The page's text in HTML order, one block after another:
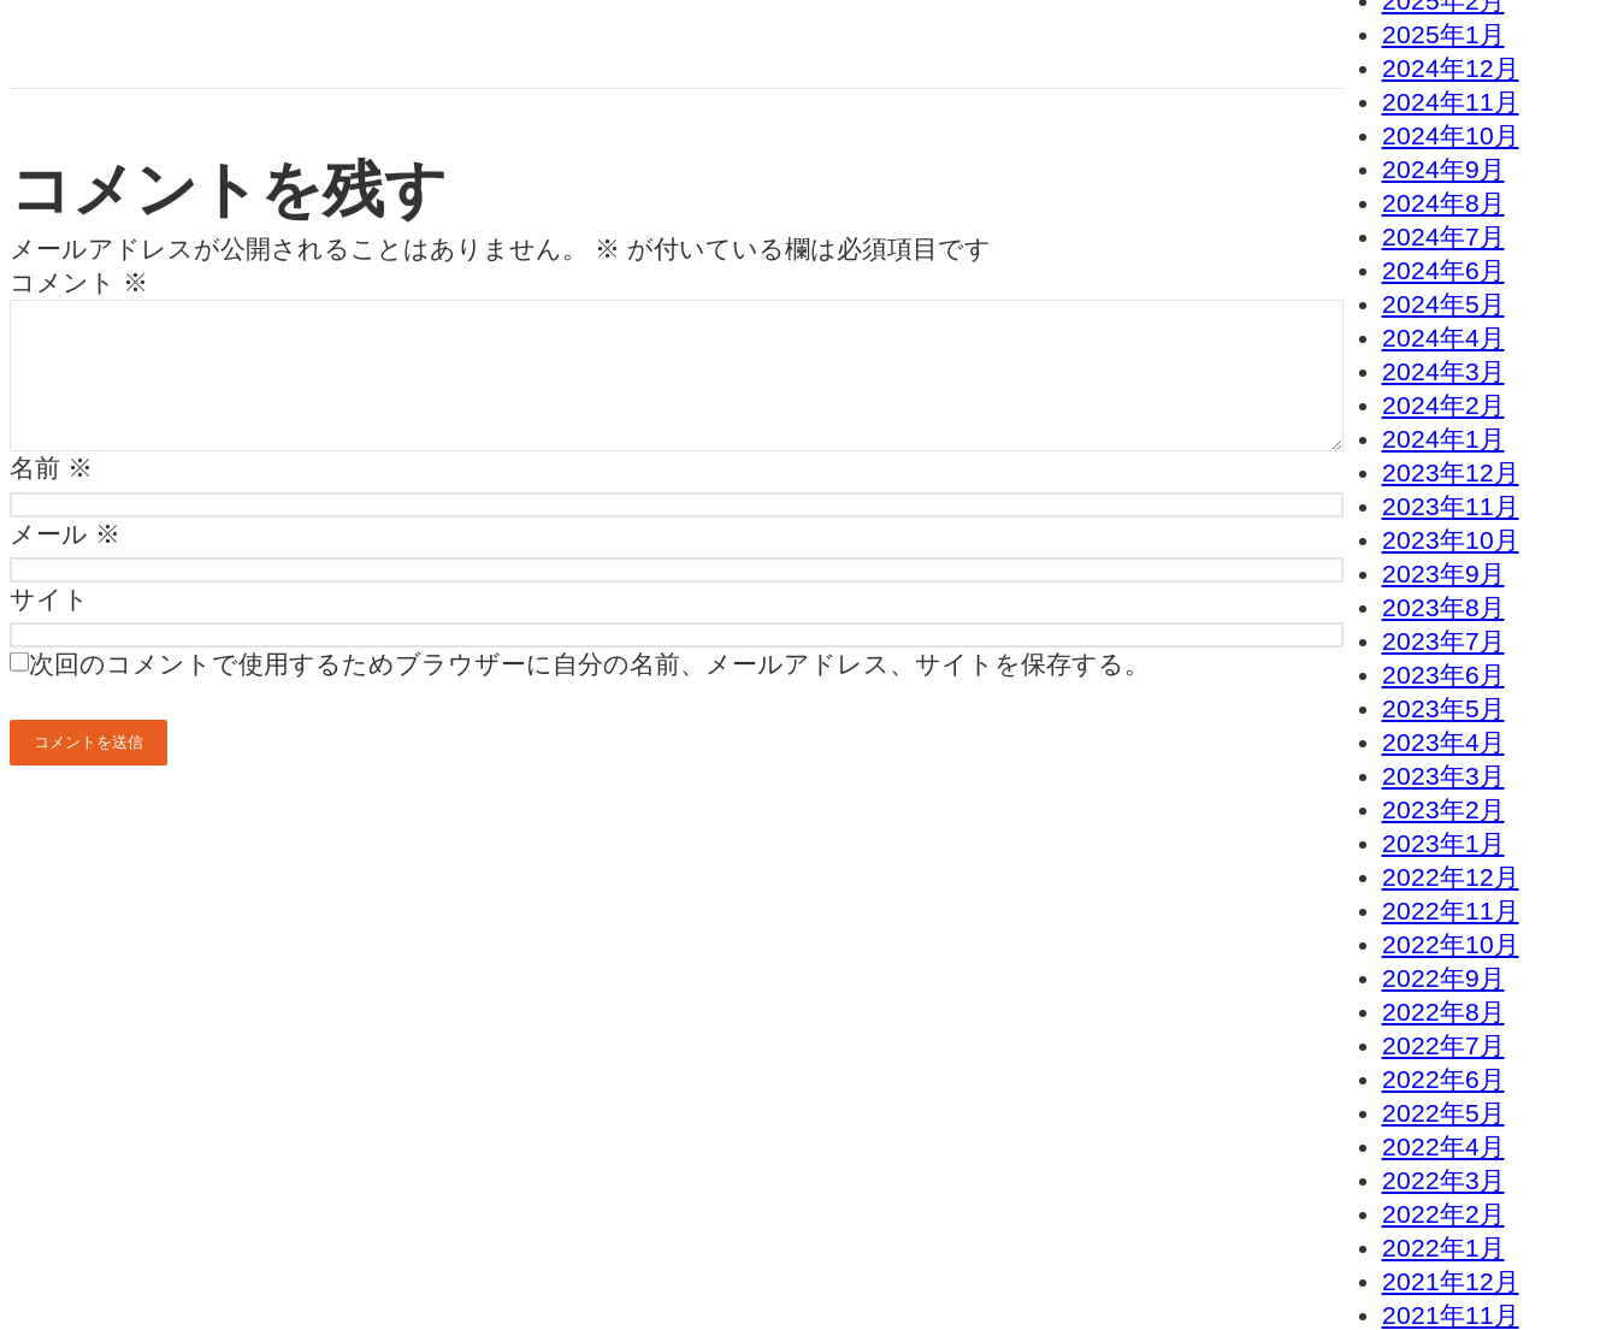
コメントを残す
メールアドレスが公開されることはありません。 ※ が付いている欄は必須項目です
コメント
※
名前 ※
メール ※
サイト
次回のコメントで使用するためブラウザーに自分の名前、メールアドレス、サイトを保存する。
2025年1月
2024年12月
2024年11月
2024年10月
2024年9月
2024年8月
2024年7月
2024年6月
2024年5月
2024年4月
2024年3月
2024年2月
2024年1月
2023年12月
2023年11月
2023年10月
2023年9月
2023年8月
2023年7月
2023年6月
2023年5月
2023年4月
2023年3月
2023年2月
2023年1月
2022年12月
2022年11月
2022年10月
2022年9月
2022年8月
2022年7月
2022年6月
2022年5月
2022年4月
2022年3月
2022年2月
2022年1月
2021年12月
2021年11月